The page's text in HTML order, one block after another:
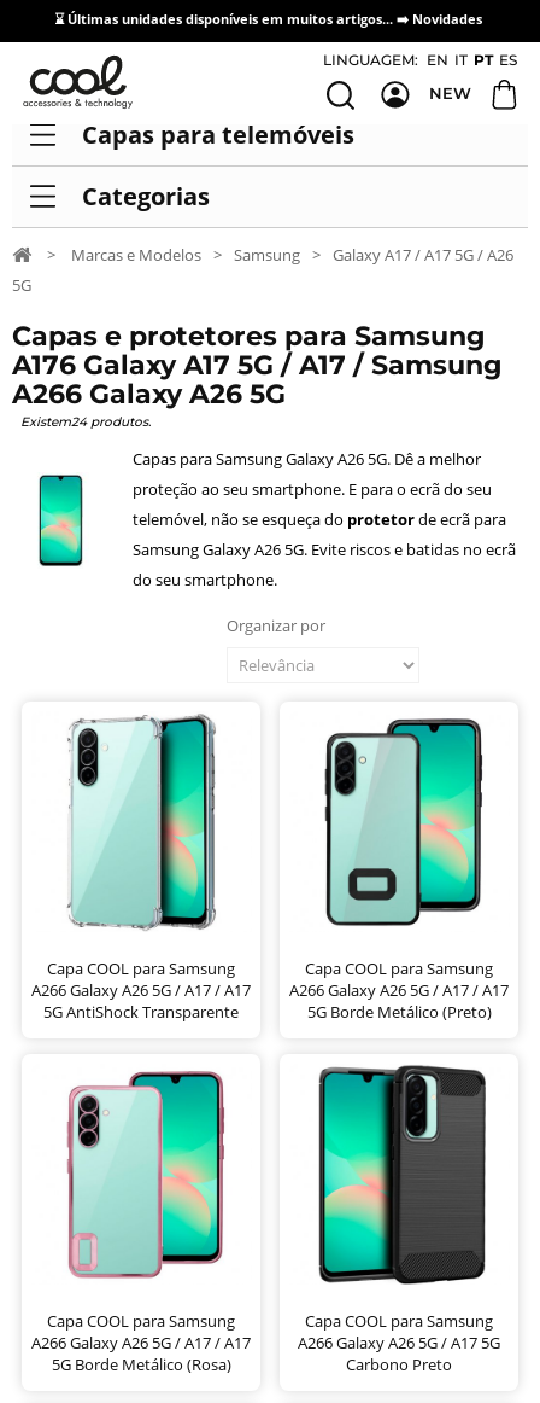
⌛ Últimas unidades disponíveis em muitos artigos... ➡️ Novidades
Acesso / Cadastro de Distribuidores
LINGUAGEM: EN IT PT ES
NEW
Capas para telemóveis
Categorias
> Marcas e Modelos > Samsung > Galaxy A17 / A17 5G / A26
5G
Capas e protetores para Samsung
A176 Galaxy A17 5G / A17 / Samsung
A266 Galaxy A26 5G
Existem24 produtos.
Capas para Samsung Galaxy A26 5G. Dê a melhor
proteção ao seu smartphone. E para o ecrã do seu
telemóvel, não se esqueça do protetorde ecrã para
Samsung Galaxy A26 5G. Evite riscos e batidas no ecrã
do seu smartphone.
Organizar por
Capa COOL para Samsung
A266 Galaxy A26 5G / A17 / A17
5G AntiShock Transparente
Capa COOL para Samsung
A266 Galaxy A26 5G / A17 / A17
5G Borde Metálico (Preto)
Capa COOL para Samsung
A266 Galaxy A26 5G / A17 / A17
5G Borde Metálico (Rosa)
Capa COOL para Samsung
A266 Galaxy A26 5G / A17 5G
Carbono Preto